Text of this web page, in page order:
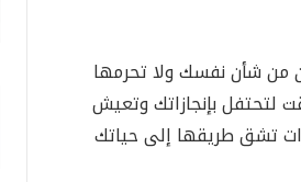
من شأن نفسك ولا تحرمها
لتحتفل بإنجازاتك وتعيش
من الوقت تمتد إلى نهاية سنة 2025. التغييرات تشق طريقها إلى حياتك